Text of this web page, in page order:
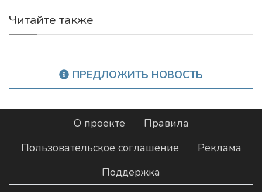
Читайте также
ПРЕДЛОЖИТЬ НОВОСТЬ
О проекте
Правила
Пользовательское соглашение
Реклама
Поддержка